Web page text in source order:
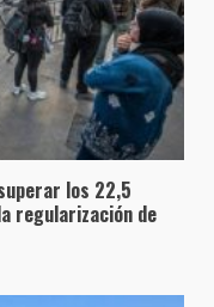
los 22,5
regularización de